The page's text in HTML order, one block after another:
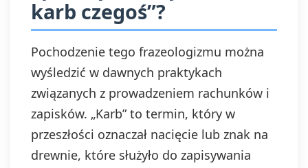
karb czegoś”?
Pochodzenie tego frazeologizmu można
wyśledzić w dawnych praktykach
związanych z prowadzeniem rachunków i
zapisków. „Karb” to termin, który w
przeszłości oznaczał nacięcie lub znak na
drewnie, które służyło do zapisywania